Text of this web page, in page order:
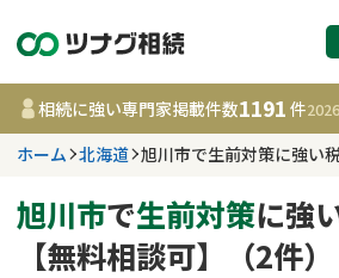
相
す
事務所
相続に強い専門家掲載件数1191 件
ホーム 北海道 旭川市で生前対策に強い
旭川市で生前対策に強
【無料相談可】（2件）